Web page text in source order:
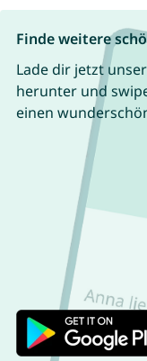
Finde weitere
Lade dir jetzt
herunter und
einen